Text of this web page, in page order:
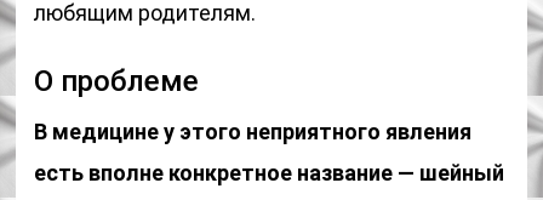
любящим родителям.
О проблеме
В медицине у этого неприятного явления
есть вполне конкретное название — шейный